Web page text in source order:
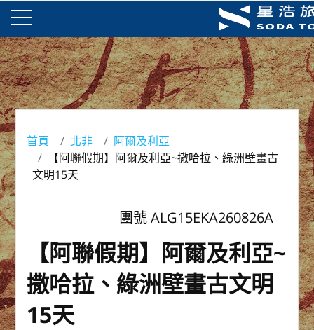
首頁 北非
阿爾及利亞
【阿聯假期】阿爾及利亞~撒哈拉、綠洲壁畫古
文明15天
團號 ALG15EKA260826A
【阿聯假期】阿爾及利亞~
撒哈拉、綠洲壁畫古文明
15天